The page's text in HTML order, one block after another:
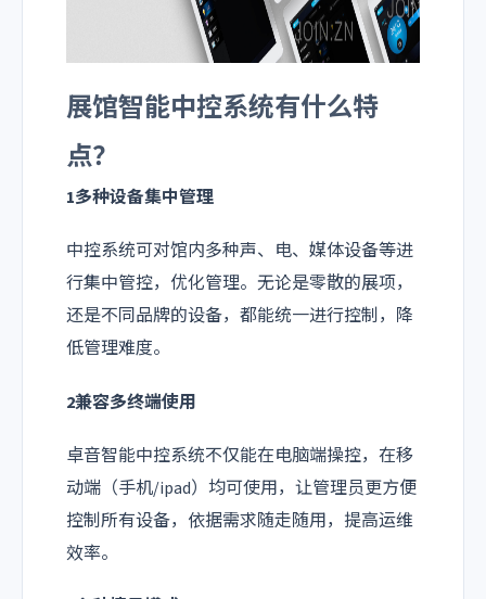
展馆智能中控系统有什么特
点？
1多种设备集中管理
中控系统可对馆内多种声、电、媒体设备等进
行集中管控，优化管理。无论是零散的展项，
还是不同品牌的设备，都能统一进行控制，降
低管理难度。
2兼容多终端使用
卓音智能中控系统不仅能在电脑端操控，在移
动端（手机/ipad）均可使用，让管理员更方便
控制所有设备，依据需求随走随用，提高运维
效率。